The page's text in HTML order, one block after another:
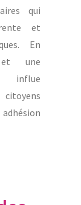
qui
et
En
et une
influe
citoyens